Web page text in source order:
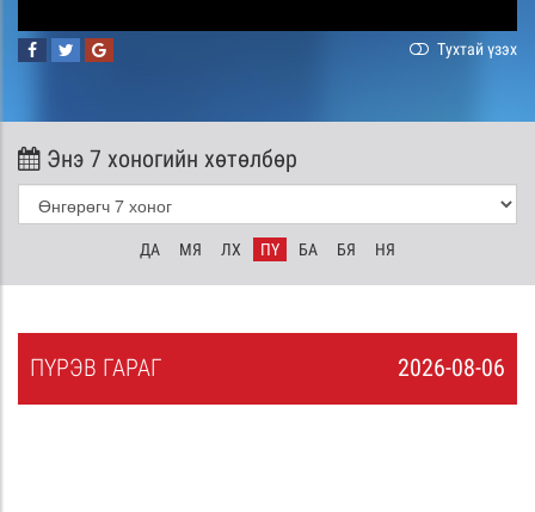
Тухтай үзэх
Энэ 7 хоногийн хөтөлбөр
ДА МЯ ЛХ ПҮ БА БЯ НЯ
2026-08-06
ПҮРЭВ ГАРАГ